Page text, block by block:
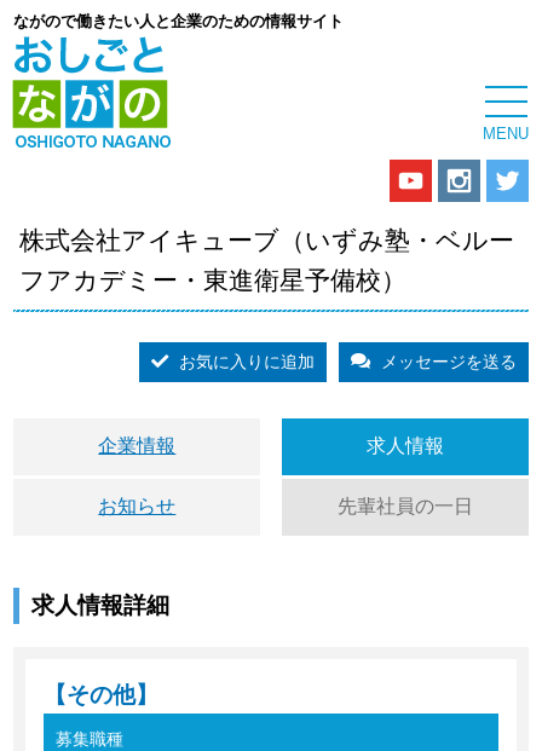
ながので働きたい人と企業のための情報サイト
株式会社アイキューブ（いずみ塾・ベルー
フアカデミー・東進衛星予備校）
お気に入りに追加 メッセージを送る
企業情報 求人情報
お知らせ 先輩社員の一日
求人情報詳細
【その他】
募集職種